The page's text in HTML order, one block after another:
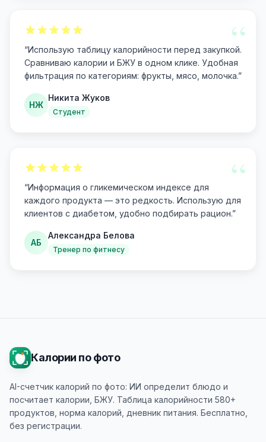
“
“Использую таблицу калорийности перед закупкой.
Сравниваю калории и БЖУ в одном клике. Удобная
фильтрация по категориям: фрукты, мясо, молочка.”
НЖ
Никита Жуков
Студент
“
“Информация о гликемическом индексе для
каждого продукта — это редкость. Использую для
клиентов с диабетом, удобно подбирать рацион.”
АБ
Александра Белова
Тренер по фитнесу
Калории по фото
AI-счетчик калорий по фото: ИИ определит блюдо и
посчитает калории, БЖУ. Таблица калорийности 580+
продуктов, норма калорий, дневник питания. Бесплатно,
без регистрации.